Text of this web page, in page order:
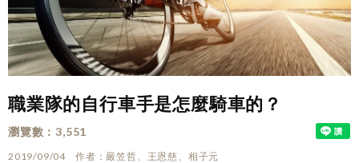
職業隊的自行車手是怎麼騎車的？
瀏覽數 3,551
2019/09/04 作者 嚴笠哲、王恩慈、相子元